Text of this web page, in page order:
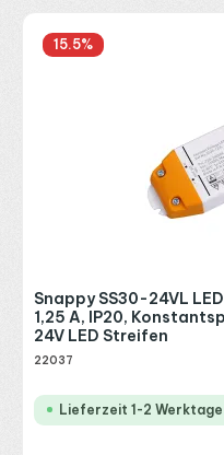
15.5%
Snappy SS30-24VL
1,25 A, IP20,
24V LED Streifen
22037
Lieferzeit 1-2 Werktage